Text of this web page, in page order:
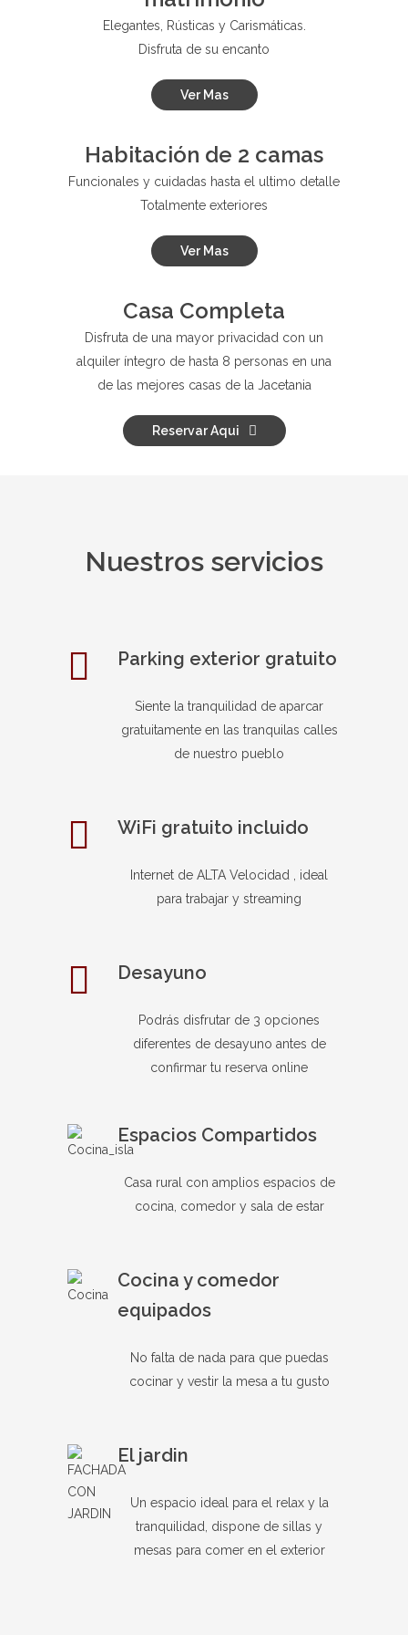
Elegantes, Rústicas y Carismáticas.
Disfruta de su encanto
Ver Mas
Habitación de 2 camas
Funcionales y cuidadas hasta el ultimo detalle
Totalmente exteriores
Ver Mas
Casa Completa
Disfruta de una mayor privacidad con un
alquiler íntegro de hasta 8 personas en una
de las mejores casas de la Jacetania
Reservar Aqui
Nuestros servicios
Parking exterior gratuito
Siente la tranquilidad de aparcar
gratuitamente en las tranquilas calles
de nuestro pueblo
WiFi gratuito incluido
Internet de ALTA Velocidad , ideal
para trabajar y streaming
Desayuno
Podrás disfrutar de 3 opciones
diferentes de desayuno antes de
confirmar tu reserva online
Espacios Compartidos
Casa rural con amplios espacios de
cocina, comedor y sala de estar
Cocina y comedor
equipados
No falta de nada para que puedas
cocinar y vestir la mesa a tu gusto
El jardin
Un espacio ideal para el relax y la
tranquilidad, dispone de sillas y
mesas para comer en el exterior